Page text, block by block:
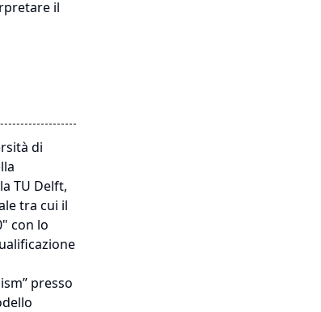
il
di
TU Delft,
tra cui il
con lo
presso